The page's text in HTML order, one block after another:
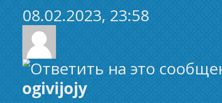
08.02.2023, 23:58
ogivijojy